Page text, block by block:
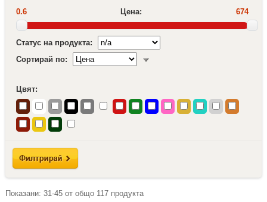
0.6 Цена: 674
Статус на продукта:
Сортирай по:
Цвят:
Показани: 31-45от общо 117продукта